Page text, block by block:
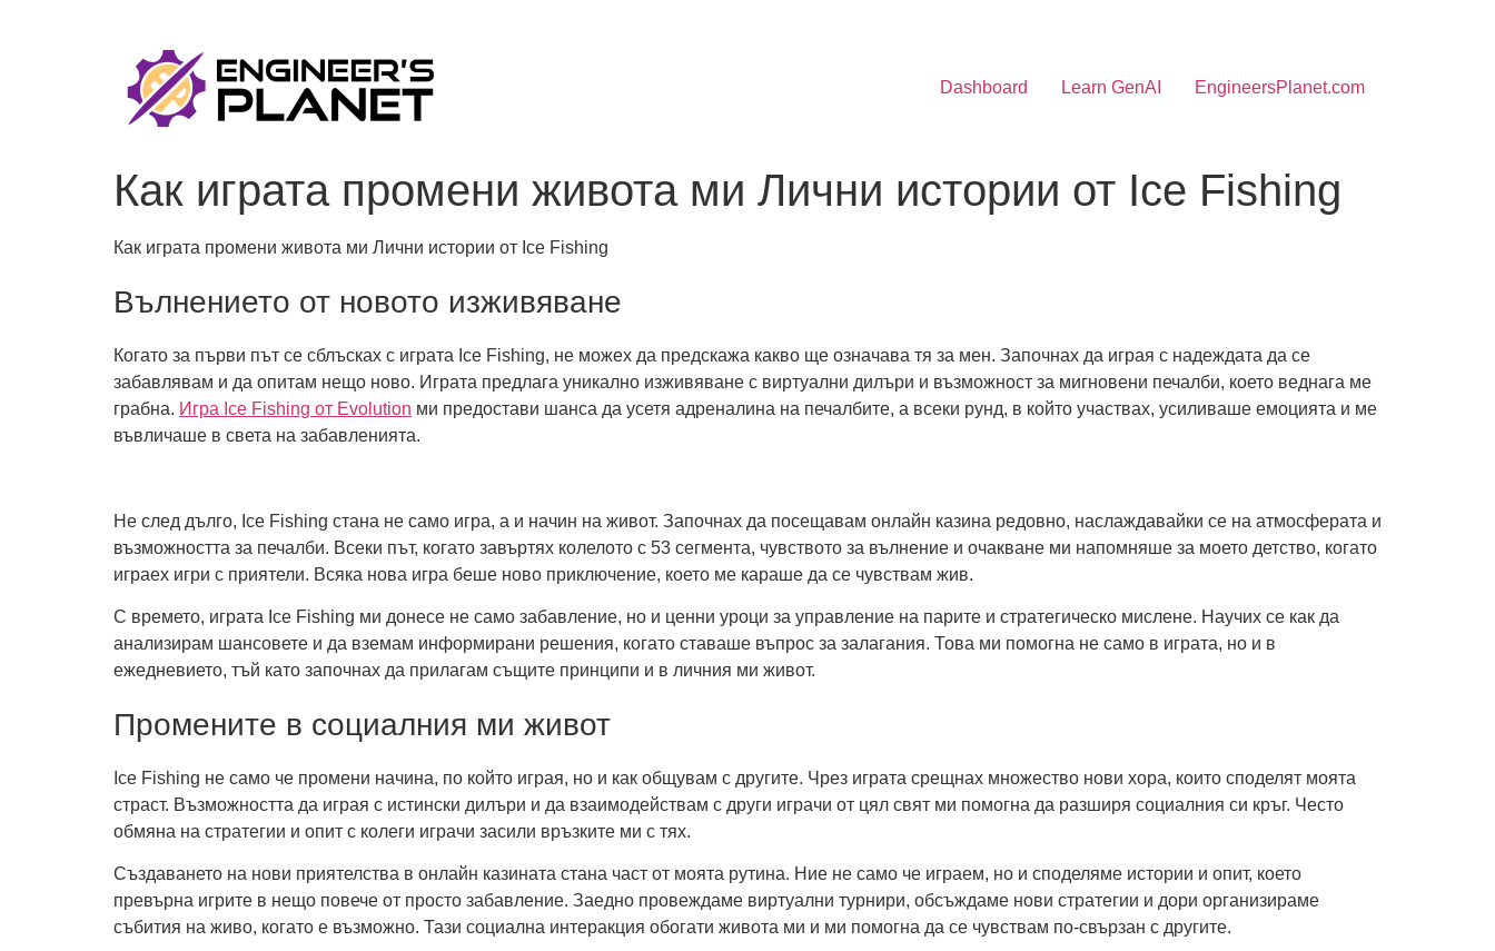
Dashboard Learn GenAI EngineersPlanet.com
Как играта промени живота ми Лични истории от Ice Fishing
Как играта промени живота ми Лични истории от Ice Fishing
Вълнението от новото изживяване
Когато за първи път се сблъсках с играта Ice Fishing, не можех да предскажа какво ще означава тя за мен. Започнах да играя с надеждата да се
забавлявам и да опитам нещо ново. Играта предлага уникално изживяване с виртуални дилъри и възможност за мигновени печалби, което веднага ме
грабна. Игра Ice Fishing от Evolution ми предостави шанса да усетя адреналина на печалбите, а всеки рунд, в който участвах, усиливаше емоцията и ме
въвличаше в света на забавленията.
Не след дълго, Ice Fishing стана не само игра, а и начин на живот. Започнах да посещавам онлайн казина редовно, наслаждавайки се на атмосферата и
възможността за печалби. Всеки път, когато завъртях колелото с 53 сегмента, чувството за вълнение и очакване ми напомняше за моето детство, когато
играех игри с приятели. Всяка нова игра беше ново приключение, което ме караше да се чувствам жив.
С времето, играта Ice Fishing ми донесе не само забавление, но и ценни уроци за управление на парите и стратегическо мислене. Научих се как да
анализирам шансовете и да вземам информирани решения, когато ставаше въпрос за залагания. Това ми помогна не само в играта, но и в
ежедневието, тъй като започнах да прилагам същите принципи и в личния ми живот.
Промените в социалния ми живот
Ice Fishing не само че промени начина, по който играя, но и как общувам с другите. Чрез играта срещнах множество нови хора, които споделят моята
страст. Възможността да играя с истински дилъри и да взаимодействам с други играчи от цял свят ми помогна да разширя социалния си кръг. Често
обмяна на стратегии и опит с колеги играчи засили връзките ми с тях.
Създаването на нови приятелства в онлайн казината стана част от моята рутина. Ние не само че играем, но и споделяме истории и опит, което
превърна игрите в нещо повече от просто забавление. Заедно провеждаме виртуални турнири, обсъждаме нови стратегии и дори организираме
събития на живо, когато е възможно. Тази социална интеракция обогати живота ми и ми помогна да се чувствам по-свързан с другите.